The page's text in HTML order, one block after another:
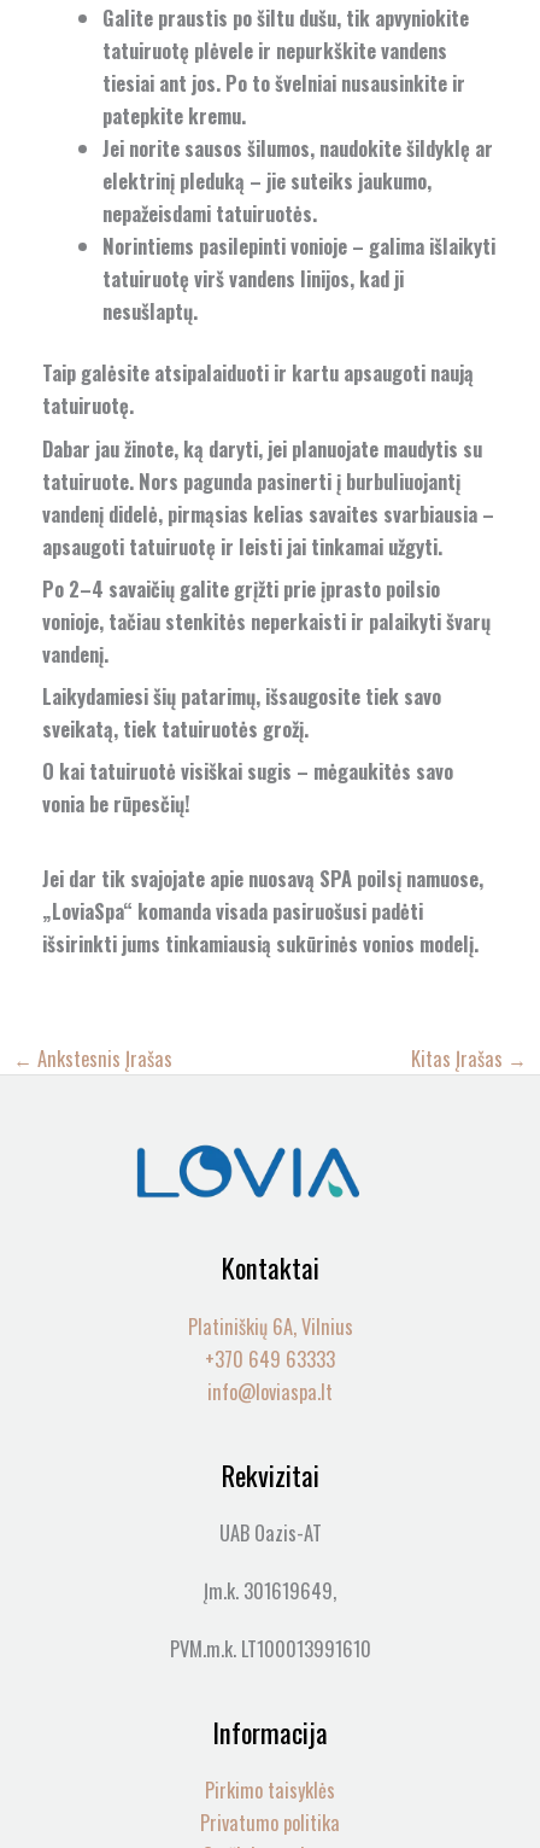
Galite praustis po šiltu dušu, tik apvyniokite
tatuiruotę plėvele ir nepurkškite vandens
tiesiai ant jos. Po to švelniai nusausinkite ir
patepkite kremu.
Jei norite sausos šilumos, naudokite šildyklę ar
elektrinį pleduką – jie suteiks jaukumo,
nepažeisdami tatuiruotės.
Norintiems pasilepinti vonioje – galima išlaikyti
tatuiruotę virš vandens linijos, kad ji
nesušlaptų.
Taip galėsite atsipalaiduoti ir kartu apsaugoti naują
tatuiruotę.
Dabar jau žinote, ką daryti, jei planuojate maudytis su
tatuiruote. Nors pagunda pasinerti į burbuliuojantį
vandenį didelė, pirmąsias kelias savaites svarbiausia –
apsaugoti tatuiruotę ir leisti jai tinkamai užgyti.
Po 2–4 savaičių galite grįžti prie įprasto poilsio
vonioje, tačiau stenkitės neperkaisti ir palaikyti švarų
vandenį.
Laikydamiesi šių patarimų, išsaugosite tiek savo
sveikatą, tiek tatuiruotės grožį.
O kai tatuiruotė visiškai sugis – mėgaukitės savo
vonia be rūpesčių!
Jei dar tik svajojate apie nuosavą SPA poilsį namuose,
„LoviaSpa“ komanda visada pasiruošusi padėti
išsirinkti jums tinkamiausią sukūrinės vonios modelį.
← Ankstesnis Įrašas Kitas Įrašas →
Kontaktai
Platiniškių 6A, Vilnius
+370 649 63333
info@loviaspa.lt
Rekvizitai
UAB Oazis-AT
Įm.k. 301619649,
PVM.m.k. LT100013991610
Informacija
Pirkimo taisyklės
Privatumo politika